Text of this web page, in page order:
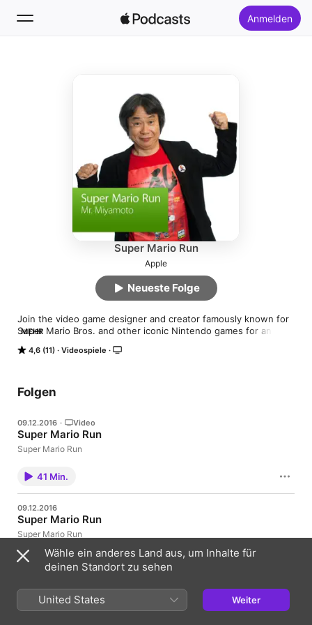
Anmelden
Top-Charts
Super Mario Run
Apple
4,6 (11) Videospiele
Join the video game designer and creator famously known for
Super Mario Bros. and other iconic Nintendo games for an
conversation with TV personality Katie Linendoll to share the
MEHR
Neueste Folge
Folgen
09.12.2016 · Video
Super Mario Run
Super Mario Run
41 Min.
09.12.2016
Super Mario Run
Super Mario Run
41 Min.
Wähle ein anderes Land aus, um Inhalte für
deinen Standort zu sehen
United States Weiter